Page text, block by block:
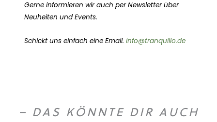
Gerne informieren wir auch per Newsletter über
Neuheiten und Events.
Schickt uns einfach eine Email. info@tranquillo.de
– DAS KÖNNTE DIR AUCH